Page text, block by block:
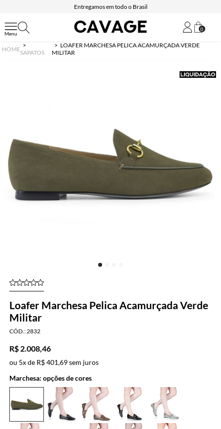
Entregamos em todo o Brasil
0
HOMESAPATOS
LOAFER MARCHESA PELICA ACAMURÇADA VERDE
MILITAR
Loafer Marchesa Pelica Acamurçada Verde
Militar
2832
R$ 2.008,46
ou 5xde R$ 401,69sem juros
Marchesa: opções de cores